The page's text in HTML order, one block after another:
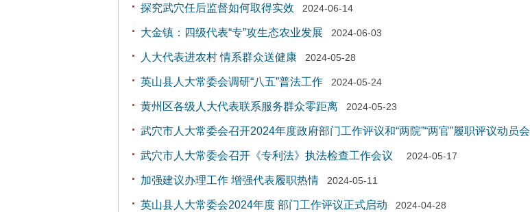
探究武穴任后监督如何取得实效 2024-06-14
大金镇：四级代表“专”攻生态农业发展 2024-06-03
人大代表进农村 情系群众送健康 2024-05-28
英山县人大常委会调研“八五”普法工作 2024-05-24
黄州区各级人大代表联系服务群众零距离 2024-05-23
武穴市人大常委会召开2024年度政府部门工作评议和“两院”“两官”履职评议动员会
武穴市人大常委会召开《专利法》执法检查工作会议 2024-05-17
加强建议办理工作 增强代表履职热情 2024-05-11
英山县人大常委会2024年度 部门工作评议正式启动 2024-04-28